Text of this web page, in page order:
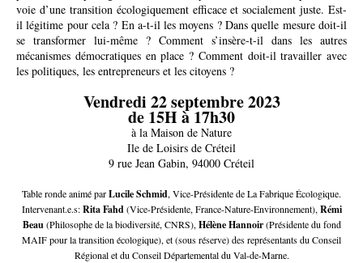
voie d’une transition écologiquement efficace et socialement juste. Est-
il légitime pour cela ? En a-t-il les moyens ? Dans quelle mesure doit-il
se transformer lui-même ? Comment s’insère-t-il dans les autres
mécanismes démocratiques en place ? Comment doit-il travailler avec
les politiques, les entrepreneurs et les citoyens ?
Vendredi 22 septembre 2023
de 15H à 17h30
à la Maison de Nature
Ile de Loisirs de Créteil
9 rue Jean Gabin, 94000 Créteil
Table ronde animé parLucile Schmid,Vice-Présidente de La Fabrique Écologique.
Intervenant.e.s:Rita Fahd(Vice-Présidente, France-Nature-Environnement),Rémi
Beau(Philosophe de la biodiversité, CNRS),Hélène Hannoir(Présidente du fond
MAIF pour la transition écologique), et (sous réserve) des représentants du Conseil
Régional et du Conseil Départemental du Val-de-Marne.